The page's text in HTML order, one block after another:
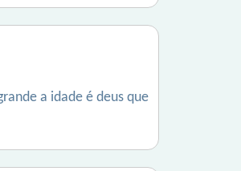
a idade é deus que